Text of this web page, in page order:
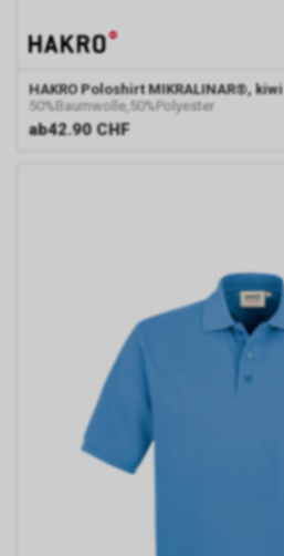
HAKRO Poloshirt MIKRALINAR®, kiwi
50%Baumwolle,50%Polyester
ab42.90 CHF